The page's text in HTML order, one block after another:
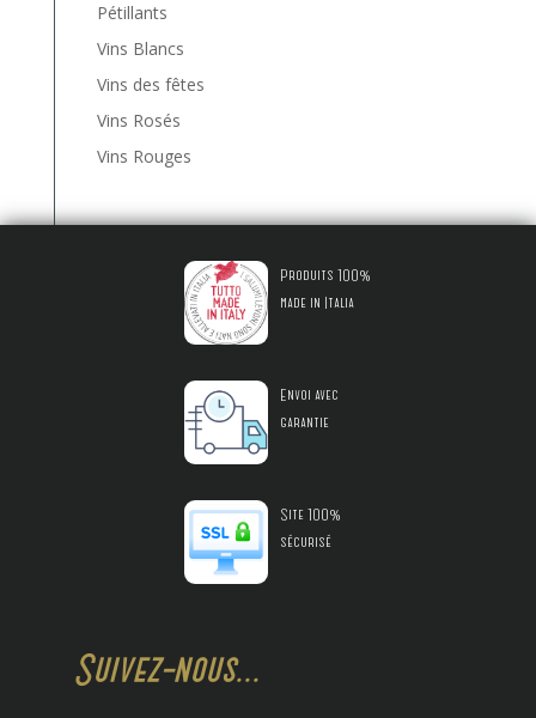
Pétillants
Vins Blancs
Vins des fêtes
Vins Rosés
Vins Rouges
Produits 100%
made in Italia
Envoi avec
garantie
Site 100%
sécurisé
Suivez-nous...